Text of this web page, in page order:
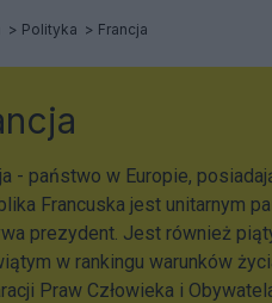
Polityka Francja
- państwo w Europie,
Francuska jest unitarnym
prezydent. Jest również
w rankingu warunków
Praw Człowieka i